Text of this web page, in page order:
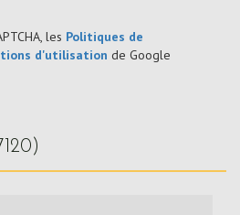
les Politiques de
d'utilisation de Google